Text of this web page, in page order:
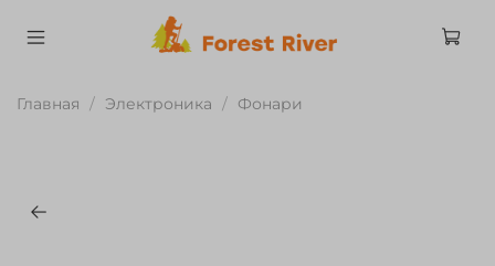
Главная Электроника Фонари